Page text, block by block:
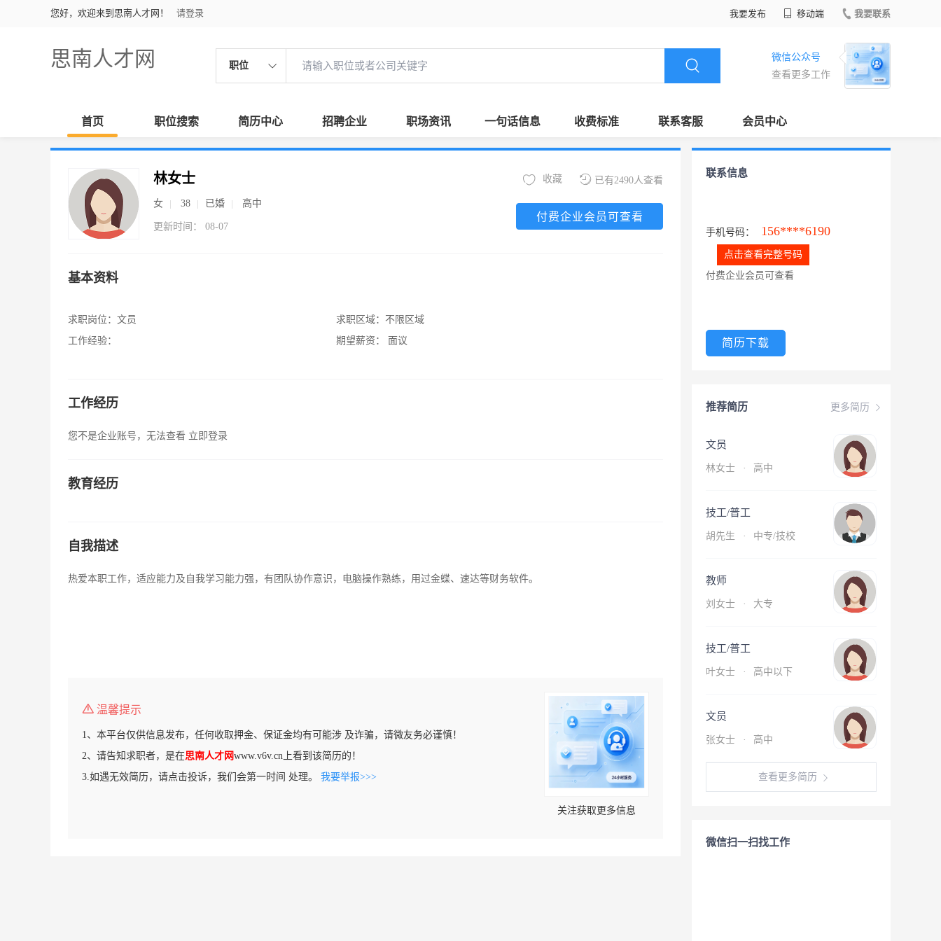
您好，欢迎来到思南人才网！ 请登录 我要发布 移动端 我要联系
思南人才网 职位
微信公众号
查看更多工作
首页 职位搜索 简历中心 招聘企业 职场资讯 一句话信息 收费标准 联系客服 会员中心
林女士
女 38 已婚 高中
更新时间： 08-07
已有2490人查看
收藏
付费企业会员可查看
基本资料
求职岗位： 文员
工作经验：
求职区域： 不限区域
期望薪资：
面议
工作经历
您不是企业账号，无法查看 立即登录
教育经历
自我描述
热爱本职工作，适应能力及自我学习能力强，有团队协作意识，电脑操作熟练，用过金蝶、速达等财务软件。
温馨提示
1、本平台仅供信息发布，任何收取押金、保证金均有可能涉 及诈骗，请微友务必谨慎！
2、请告知求职者，是在思南人才网www.v6v.cn上看到该简历的！
3.如遇无效简历，请点击投诉，我们会第一时间 处理。 我要举报>>>
关注获取更多信息
联系信息
手机号码： 156****6190
点击查看完整号码
付费企业会员可查看
简历下载
更多简历
推荐简历
文员
林女士 · 高中
技工/普工
胡先生 · 中专/技校
教师
刘女士 · 大专
技工/普工
叶女士 · 高中以下
文员
张女士 · 高中
查看更多简历
微信扫一扫找工作